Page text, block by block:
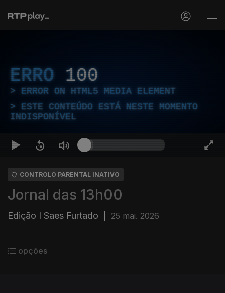
ERRO 100
ERROR ON HTML5 MEDIA ELEMENT
ESTE CONTEÚDO ESTÁ NESTE MOMENTO
INDISPONÍVEL
CONTROLO PARENTAL INATIVO
Jornal das 13h00
Edição I Saes Furtado 25 mai. 2026
opções